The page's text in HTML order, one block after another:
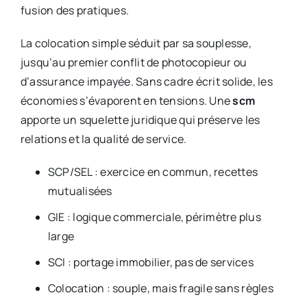
fusion des pratiques.
La colocation simple séduit par sa souplesse,
jusqu’au premier conflit de photocopieur ou
d’assurance impayée. Sans cadre écrit solide, les
économies s’évaporent en tensions. Unescm
apporte un squelette juridique qui préserve les
relations et la qualité de service.
SCP/SEL : exercice en commun, recettes
mutualisées
GIE : logique commerciale, périmètre plus
large
SCI : portage immobilier, pas de services
Colocation : souple, mais fragile sans règles